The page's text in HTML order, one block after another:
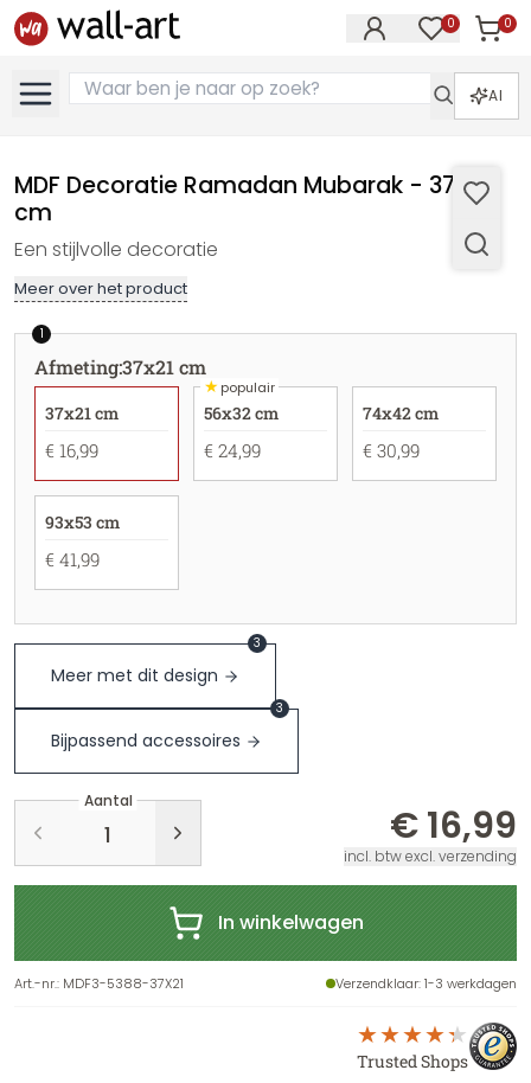
0 0
AI
MDF Decoratie Ramadan Mubarak - 37x21
cm
Een stijlvolle decoratie
Meer over het product
1
Afmeting:37x21 cm
37x21 cm
€ 16,99
★populair
56x32 cm
€ 24,99
74x42 cm
€ 30,99
93x53 cm
€ 41,99
Meer met dit design
3
Bijpassend accessoires
3
Aantal
€ 16,99
incl. btw excl. verzending
In winkelwagen
Art.-nr.: MDF3-5388-37X21 Verzendklaar: 1-3 werkdagen
Trusted Shops